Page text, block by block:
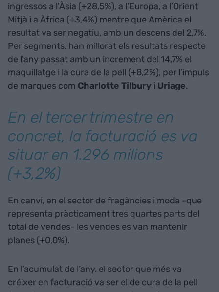
ingressos a l'Àsia (+28,5%), a l’Europa, a l’Orient
Mitjà i a Àfrica (+3,4%) mentre que Amèrica el
resultat va ser negatiu, amb un descens del 2,7%.
Per segments, han millorat els resultats respecte
de l'any passat amb un increment del 14,7% el
maquillatge i la cura de la pell (+8,2%), per l’impuls
de marques com Charlotte Tilbury i Uriage.
En el tercer trimestre en
concret, la facturació es va
situar en 1.296 milions
(+3,2%)
En canvi, en el sector de fragàncies i moda -que
representa pràcticament tres quartes parts del
total de vendes- les vendes es van mantenir
planes (+0,0%).
En l’acumulat de l’any, el sector que més va
créixer en facturació va ser el de cura de la pell